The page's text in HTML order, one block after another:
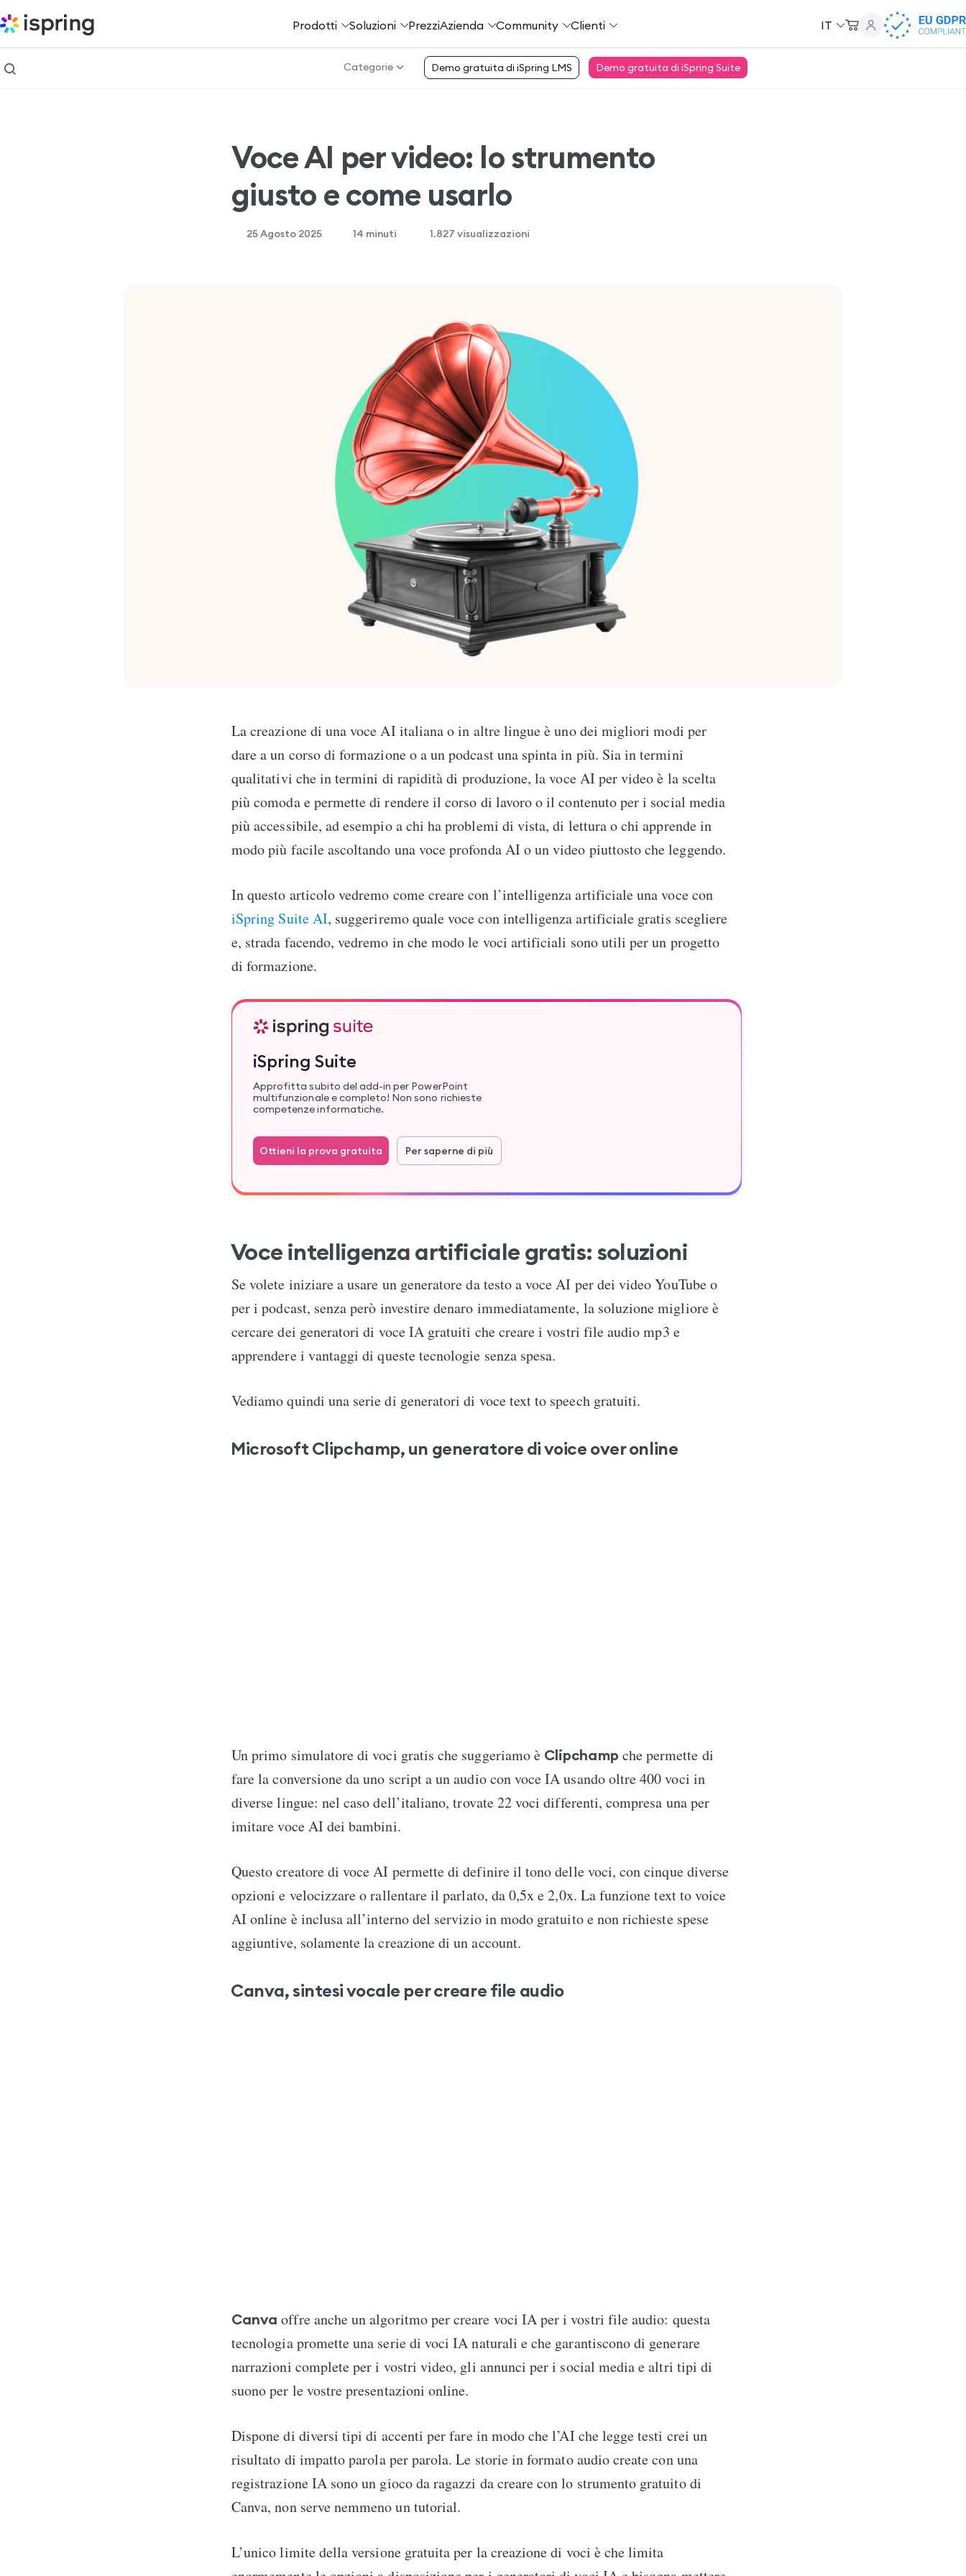
Prodotti Soluzioni PrezziAzienda Community Сlienti IT
Categorie Demo gratuita di iSpring Suite
Demo gratuita di iSpring LMS
Voce AI per video: lo strumento
giusto e come usarlo
25 Agosto 2025 14 minuti 1.827 visualizzazioni
La creazione di una voce AI italiana o in altre lingue è uno dei migliori modi per
dare a un corso di formazione o a un podcast una spinta in più. Sia in termini
qualitativi che in termini di rapidità di produzione, la voce AI per video è la scelta
più comoda e permette di rendere il corso di lavoro o il contenuto per i social media
più accessibile, ad esempio a chi ha problemi di vista, di lettura o chi apprende in
modo più facile ascoltando una voce profonda AI o un video piuttosto che leggendo.
In questo articolo vedremo come creare con l’intelligenza artificiale una voce con
iSpring Suite AI, suggeriremo quale voce con intelligenza artificiale gratis scegliere
e, strada facendo, vedremo in che modo le voci artificiali sono utili per un progetto
di formazione.
iSpring Suite
Approfitta subito del add-in per PowerPoint
multifunzionale e completo! Non sono richieste
competenze informatiche.
Ottieni la prova gratuita Per saperne di più
Voce intelligenza artificiale gratis: soluzioni
Se volete iniziare a usare un generatore da testo a voce AI per dei video YouTube o
per i podcast, senza però investire denaro immediatamente, la soluzione migliore è
cercare dei generatori di voce IA gratuiti che creare i vostri file audio mp3 e
apprendere i vantaggi di queste tecnologie senza spesa.
Vediamo quindi una serie di generatori di voce text to speech gratuiti.
Microsoft Clipchamp, un generatore di voice over online
Un primo simulatore di voci gratis che suggeriamo è Clipchamp che permette di
fare la conversione da uno script a un audio con voce IA usando oltre 400 voci in
diverse lingue: nel caso dell’italiano, trovate 22 voci differenti, compresa una per
imitare voce AI dei bambini.
Questo creatore di voce AI permette di definire il tono delle voci, con cinque diverse
opzioni e velocizzare o rallentare il parlato, da 0,5x e 2,0x. La funzione text to voice
AI online è inclusa all’interno del servizio in modo gratuito e non richieste spese
aggiuntive, solamente la creazione di un account.
Canva, sintesi vocale per creare file audio
Canvaoffre anche un algoritmo per creare voci IA per i vostri file audio: questa
tecnologia promette una serie di voci IA naturali e che garantiscono di generare
narrazioni complete per i vostri video, gli annunci per i social media e altri tipi di
suono per le vostre presentazioni online.
Dispone di diversi tipi di accenti per fare in modo che l’AI che legge testi crei un
risultato di impatto parola per parola. Le storie in formato audio create con una
registrazione IA sono un gioco da ragazzi da creare con lo strumento gratuito di
Canva, non serve nemmeno un tutorial.
L’unico limite della versione gratuita per la creazione di voci è che limita